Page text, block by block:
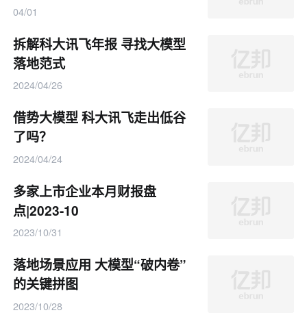
04/01
拆解科大讯飞年报 寻找大模型
落地范式
2024/04/26
借势大模型 科大讯飞走出低谷
了吗？
2024/04/24
多家上市企业本月财报盘
点|2023-10
2023/10/31
落地场景应用 大模型“破内卷”
的关键拼图
2023/10/28